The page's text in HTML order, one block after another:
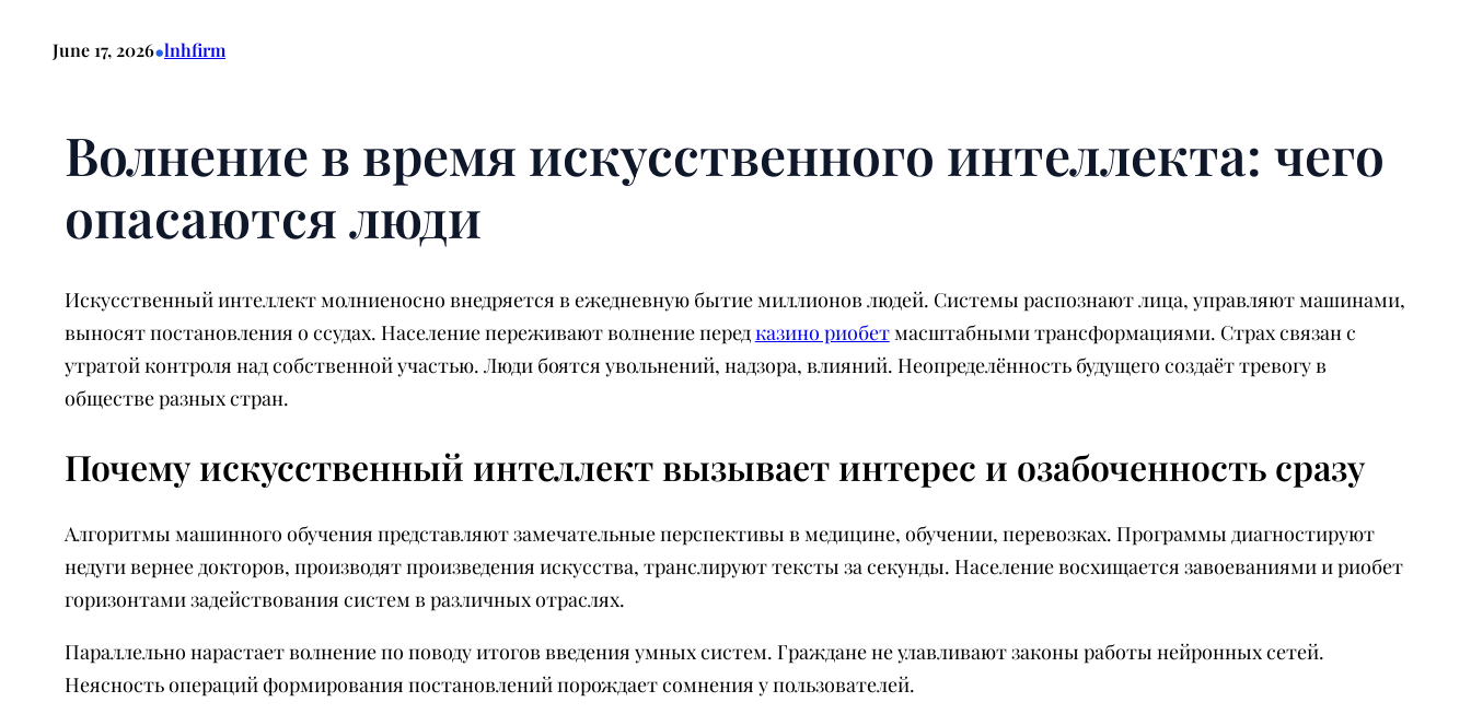
June 17, 2026•lnhfirm
Волнение в время искусственного интеллекта: чего
опасаются люди
Искусственный интеллект молниеносно внедряется в ежедневную бытие миллионов людей. Системы распознают лица, управляют машинами,
выносят постановления о ссудах. Население переживают волнение передказино риобетмасштабными трансформациями. Страх связан с
утратой контроля над собственной участью. Люди боятся увольнений, надзора, влияний. Неопределённость будущего создаёт тревогу в
обществе разных стран.
Почему искусственный интеллект вызывает интерес и озабоченность сразу
Алгоритмы машинного обучения представляют замечательные перспективы в медицине, обучении, перевозках. Программы диагностируют
недуги вернее докторов, производят произведения искусства, транслируют тексты за секунды. Население восхищается завоеваниями и риобет
горизонтами задействования систем в различных отраслях.
Параллельно нарастает волнение по поводу итогов введения умных систем. Граждане не улавливают законы работы нейронных сетей.
Неясность операций формирования постановлений порождает сомнения у пользователей.